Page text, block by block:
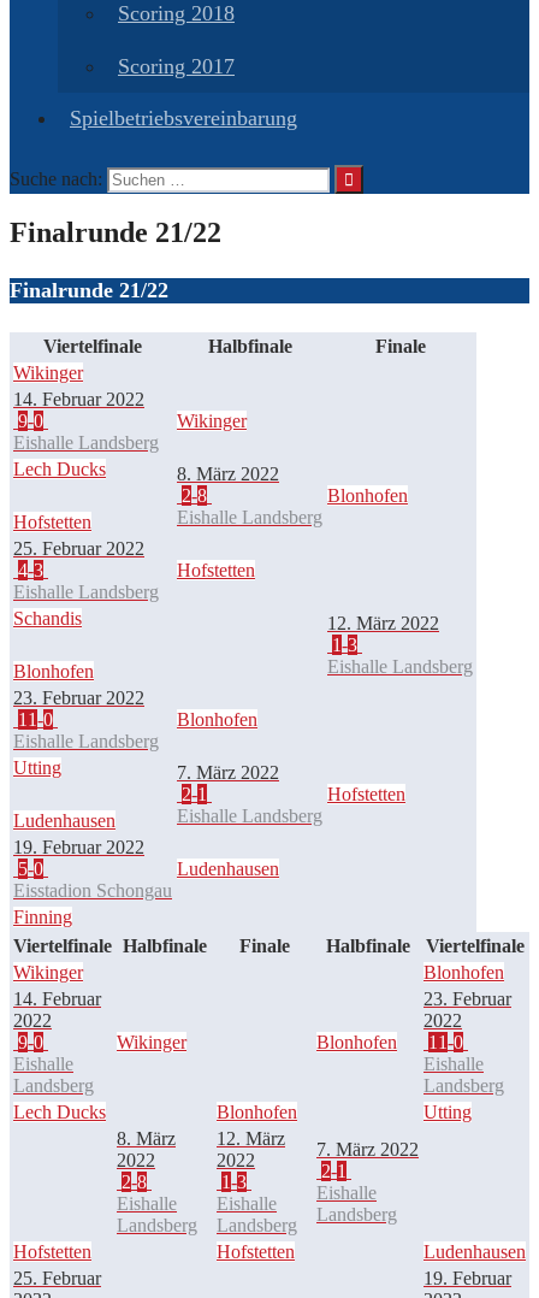
Scoring 2018
Scoring 2017
Spielbetriebsvereinbarung
Suche nach:
Finalrunde 21/22
Finalrunde 21/22
Viertelfinale Halbfinale
Finale
Wikinger
14. Februar 2022
9-0
Eishalle Landsberg
Wikinger
8. März 2022
2-8
Eishalle Landsberg
Lech Ducks
Blonhofen
Hofstetten
12. März 2022
1-3
Eishalle Landsberg
25. Februar 2022
4-3
Eishalle Landsberg
Hofstetten
Schandis
Blonhofen
23. Februar 2022
11-0
Eishalle Landsberg
Blonhofen
7. März 2022
2-1
Eishalle Landsberg
Utting
Hofstetten
Ludenhausen
19. Februar 2022
5-0
Eisstadion Schongau
Ludenhausen
Finning
Viertelfinale Halbfinale Finale Halbfinale
Viertelfinale
Wikinger
Blonhofen
14. Februar
2022
9-0
Eishalle
Landsberg
23. Februar
2022
11-0
Eishalle
Landsberg
Wikinger Blonhofen
8. März
2022
2-8
Eishalle
Landsberg
7. März 2022
2-1
Eishalle
Landsberg
Lech Ducks Blonhofen
Utting
12. März
2022
1-3
Eishalle
Landsberg
Hofstetten
Hofstetten
Ludenhausen
25. Februar
19. Februar